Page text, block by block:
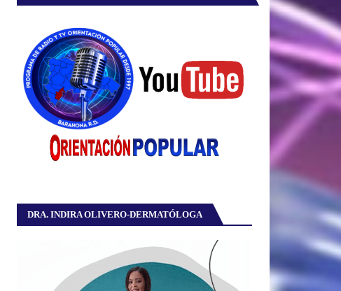
DRA. INDIRA OLIVERO-DERMATÓLOGA